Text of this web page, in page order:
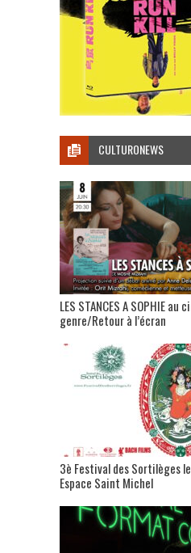
CULTURONEWS
LES STANCES A SOPHIE au
genre/Retour à l’écran
3è Festival des Sortilèges
Espace Saint Michel